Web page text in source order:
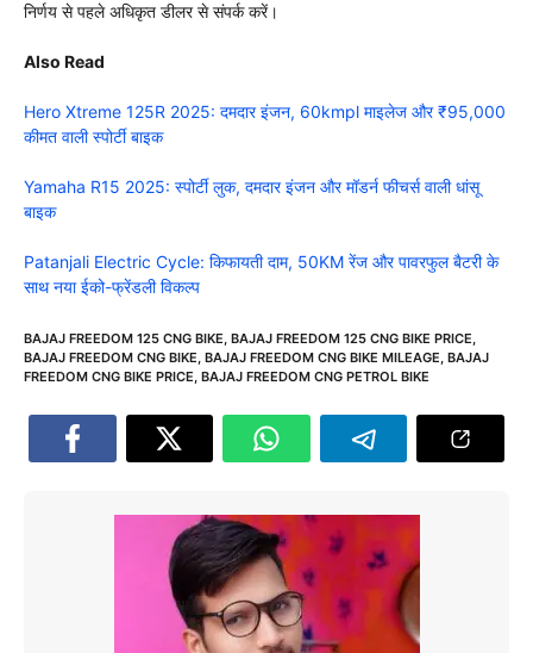
निर्णय से पहले अधिकृत डीलर से संपर्क करें।
Also Read
Hero Xtreme 125R 2025: दमदार इंजन, 60kmpl माइलेज और ₹95,000
कीमत वाली स्पोर्टी बाइक
Yamaha R15 2025: स्पोर्टी लुक, दमदार इंजन और मॉडर्न फीचर्स वाली धांसू
बाइक
Patanjali Electric Cycle: किफायती दाम, 50KM रेंज और पावरफुल बैटरी के
साथ नया ईको-फ्रेंडली विकल्प
BAJAJ FREEDOM 125 CNG BIKE, BAJAJ FREEDOM 125 CNG BIKE PRICE,
BAJAJ FREEDOM CNG BIKE, BAJAJ FREEDOM CNG BIKE MILEAGE, BAJAJ
FREEDOM CNG BIKE PRICE, BAJAJ FREEDOM CNG PETROL BIKE